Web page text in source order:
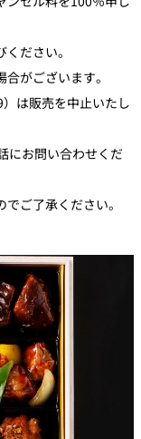
ださい。
がございます。
は販売を中止いたし
にお問い合わせくだ
ご了承ください。